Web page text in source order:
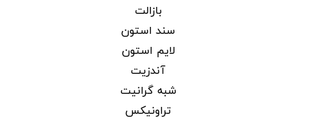
بازالت
سند استون
لایم استون
آندزیت
شبه گرانیت
تراونیکس